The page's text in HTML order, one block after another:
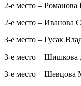
2-е место –
2-е место – Иванова
3-е место – Гусак
3-е место – Шишкова
3-е место – Шевцова